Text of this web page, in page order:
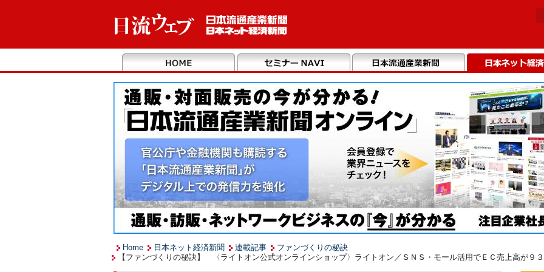
Home 日本ネット経済新聞 連載記事
ファンづくりの秘訣
【ファンづくりの秘訣】 〈ライトオン公式オンラインショップ〉ライトオン／ＳＮＳ・モール活用でＥＣ売上高が９